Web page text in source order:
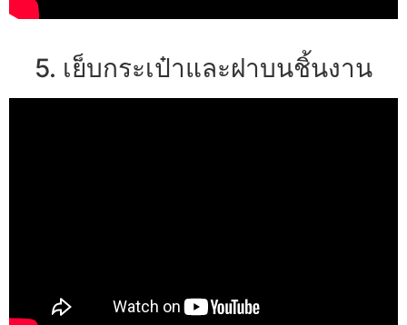
5. เย็บกระเป๋าและฝาบนชิ้นงาน